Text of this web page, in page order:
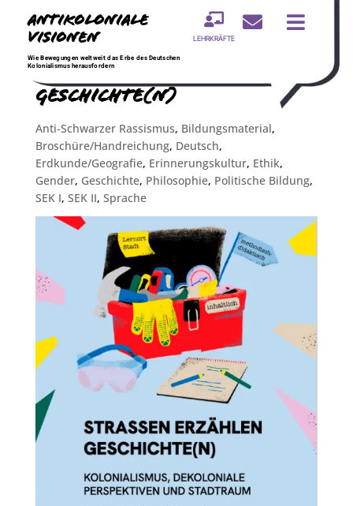
Antikoloniale
Visionen
Wie Bewegungen weltweit das Erbe des Deutschen
Kolonialismus herausfordern

LEHRKRÄFTE
 
Straßen erzählen
Geschichte(n)
Anti-Schwarzer Rassismus, Bildungsmaterial,
Broschüre/Handreichung, Deutsch,
Erdkunde/Geografie, Erinnerungskultur, Ethik,
Gender, Geschichte, Philosophie, Politische Bildung,
SEK I, SEK II, Sprache